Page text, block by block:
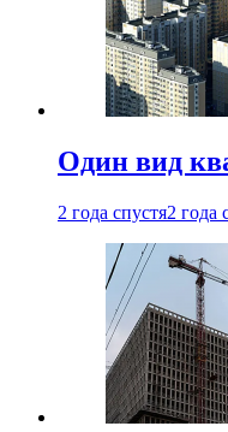
Один вид
2 года спустя2 года